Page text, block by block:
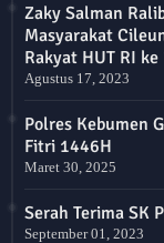
Zaky Salman
Masyarakat
Rakyat HUT RI ke
Agustus 17, 2023
Polres Kebumen
Fitri 1446H
Maret 30, 2025
Serah Terima SK
September 01, 2023